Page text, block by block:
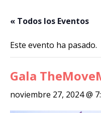
« Todos los Eventos
Este evento ha pasado.
Gala
noviembre 27, 2024 @